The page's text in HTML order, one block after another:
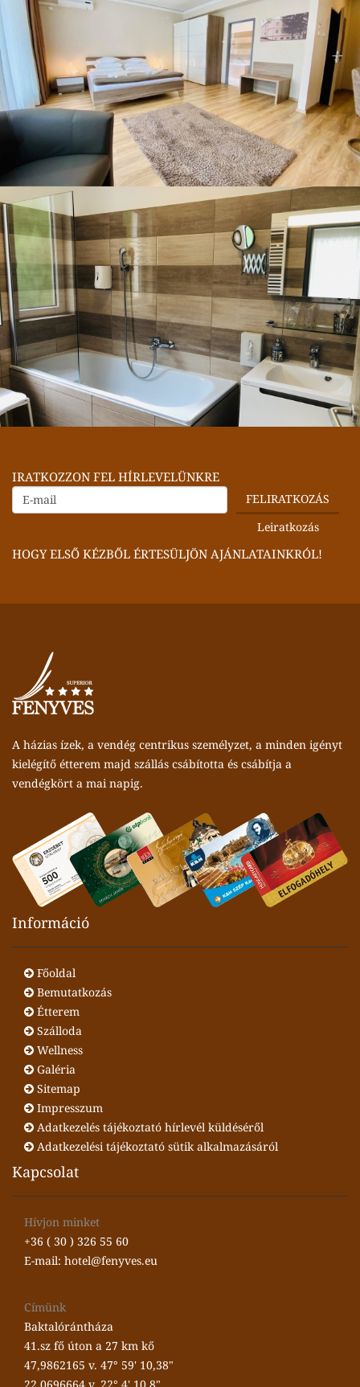
IRATKOZZON FEL HÍRLEVELÜNKRE
HOGY ELSŐ KÉZBŐL ÉRTESÜLJÖN AJÁNLATAINKRÓL!
A házias ízek, a vendég centrikus személyzet, a minden igényt
kielégítő étterem majd szállás csábította és csábítja a
vendégkört a mai napig.
Információ
Főoldal
Bemutatkozás
Étterem
Szálloda
Wellness
Galéria
Sitemap
Impresszum
Adatkezelés tájékoztató hírlevél küldéséről
Adatkezelési tájékoztató sütik alkalmazásáról
Kapcsolat
Hívjon minket
+36 ( 30 ) 326 55 60
E-mail: hotel@fenyves.eu
Címünk
Baktalórántháza
41.sz fő úton a 27 km kő
47,9862165 v. 47° 59' 10,38"